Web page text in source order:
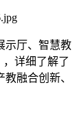
示厅、智慧教
详细了解了
融合创新、